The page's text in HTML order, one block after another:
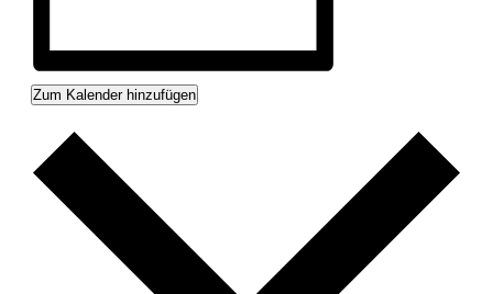
Zum Kalender hinzufügen